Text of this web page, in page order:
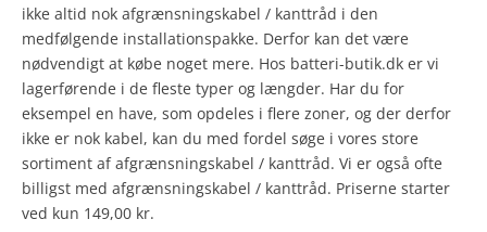
ikke altid nok afgrænsningskabel / kanttråd i den
medfølgende installationspakke. Derfor kan det være
nødvendigt at købe noget mere. Hos batteri-butik.dk er vi
lagerførende i de fleste typer og længder. Har du for
eksempel en have, som opdeles i flere zoner, og der derfor
ikke er nok kabel, kan du med fordel søge i vores store
sortiment af afgrænsningskabel / kanttråd. Vi er også ofte
billigst med afgrænsningskabel / kanttråd. Priserne starter
ved kun 149,00 kr.